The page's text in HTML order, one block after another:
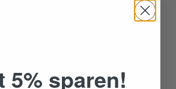
Innovationspreis Ergonomie 2020
und Ergonomie ausgezeichnet.
5% sparen!